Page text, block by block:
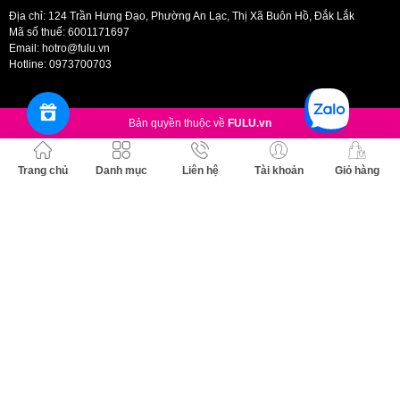
Trang chủ Danh mục Liên hệ Tài khoản Giỏ hàng
mụn, sau sẹo).
Làm đều màu da, giảm vết mụn và giảm tăng sắc tố.
năng chịu đựng cao, ngay cả trên làn da nhạy cảm.
Giảm 85% vết thâm mụn và nám da.
Giảm rõ rệt hiệu quả sau 1 tuần.
Địa chỉ: 124 Trần Hưng Đạo, Phường An Lạc, Thị Xã Buôn Hồ, Đắk Lắk
Mã số thuế: 6001171697
Email: hotro@fulu.vn
Hotline: 0973700703
Bản quyền thuộc về FULU.vn